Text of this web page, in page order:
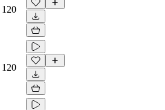
120
120